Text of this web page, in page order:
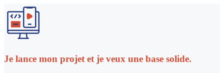
Je lance mon projet et je veux une base solide.